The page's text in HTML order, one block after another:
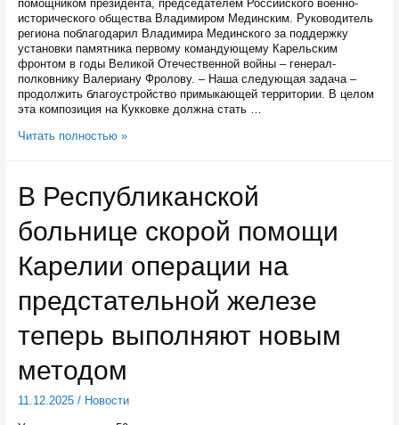
помощником президента, председателем Российского военно-
исторического общества Владимиром Мединским. Руководитель
региона поблагодарил Владимира Мединского за поддержку
установки памятника первому командующему Карельским
фронтом в годы Великой Отечественной войны – генерал-
полковнику Валериану Фролову. – Наша следующая задача –
продолжить благоустройство примыкающей территории. В целом
эта композиция на Кукковке должна стать …
Глава
Владимиром
проекты
по
сохранению
исторической
в
регионе
Читать полностью »
В Республиканской
больнице скорой помощи
Карелии операции на
предстательной железе
теперь выполняют новым
методом
11.12.2025/ Новости